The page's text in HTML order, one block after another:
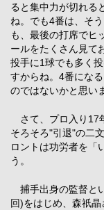
ると集中力が切れる
ね。でも4番は、そ
も、最後の打席でヒ
ールをたくさん見て
投手に1球でも多く
すからね。4番にな
のではないかと思い
さて、プロ入り17
そろそろ"引退"の二
ロントは功労者を「
う。
捕手出身の監督と
回)をはじめ、森祇